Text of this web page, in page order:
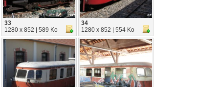
33
1280 x 852 | 589 Ko
34
1280 x 852 | 554 Ko